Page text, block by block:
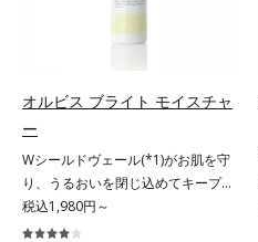
オルビス ブライト モイスチャ
ー
Wシールドヴェール(*1)がお肌を守
り、うるおいを閉じ込めてキープす
る美白(*2)保湿液。業界初(*3)知見
「メラニンの第三のルート」である
税込1,980円～